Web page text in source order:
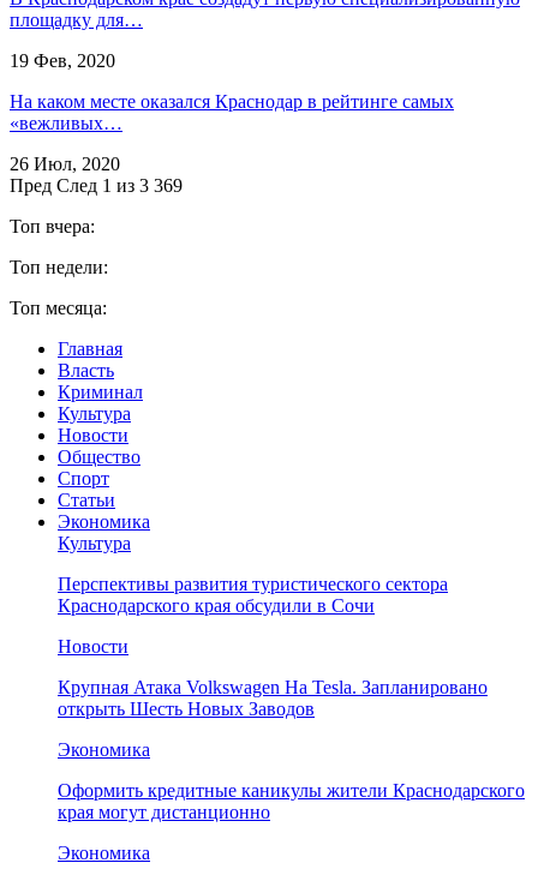
площадку для…
19 Фев, 2020
На каком месте оказался Краснодар в рейтинге самых
«вежливых…
26 Июл, 2020
Пред След 1 из 3 369
Топ вчера:
Топ недели:
Топ месяца:
Главная
Власть
Криминал
Культура
Новости
Общество
Спорт
Статьи
Экономика
Культура
Перспективы развития туристического сектора
Краснодарского края обсудили в Сочи
Новости
Крупная Атака Volkswagen На Tesla. Запланировано
открыть Шесть Новых Заводов
Экономика
Оформить кредитные каникулы жители Краснодарского
края могут дистанционно
Экономика